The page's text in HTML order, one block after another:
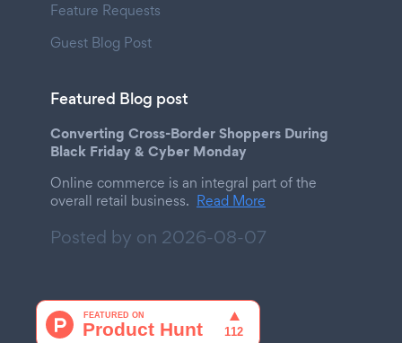
Feature Requests
Guest Blog Post
Featured Blog post
Converting Cross-Border Shoppers During
Black Friday & Cyber Monday
Online commerce is an integral part of the
overall retail business. Read More
Posted by on 2026-08-07